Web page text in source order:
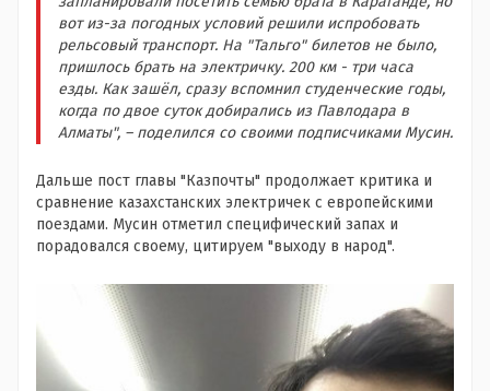
вот из-за погодных условий решили испробовать
рельсовый транспорт. На "Тальго" билетов не было,
пришлось брать на электричку. 200 км - три часа
езды. Как зашёл, сразу вспомнил студенческие годы,
когда по двое суток добирались из Павлодара в
Алматы", – поделился со своими подписчиками Мусин.
Дальше пост главы "Казпочты" продолжает критика и
сравнение казахстанских электричек с европейскими
поездами. Мусин отметил специфический запах и
порадовался своему, цитируем "выходу в народ".